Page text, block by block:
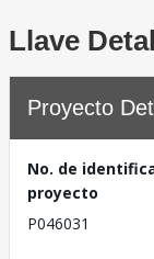
Llave
Proyecto
No. de
proyecto
P046031